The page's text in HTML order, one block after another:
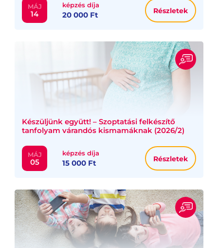
MÁJ
14
képzés díja
20 000 Ft Részletek
Készüljünk együtt! – Szoptatási felkészítő
tanfolyam várandós kismamáknak (2026/2)
MÁJ
05
képzés díja
15 000 Ft Részletek